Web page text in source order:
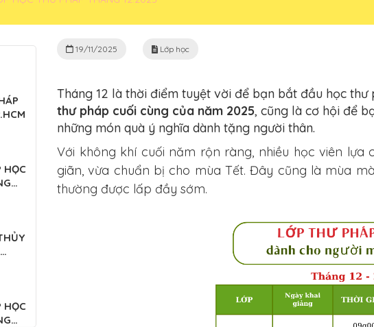
19/11/2025 Lớp học
Tháng 12 là thời điểm tuyệt vời để bạn bắt đầu học
thư pháp cuối cùng của năm 2025, cũng là cơ hội để
những món quà ý nghĩa dành tặng người thân.
Với không khí cuối năm rộn ràng, nhiều học viên lựa
giãn, vừa chuẩn bị cho mùa Tết. Đây cũng là mùa
thường được lấp đầy sớm.
HỌC
HỌC